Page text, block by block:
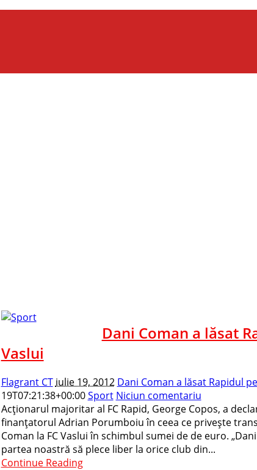
Dani Coman a lăsat
Vaslui
Flagrant CT iulie 19, 2012 Dani Coman a lăsat Rapidul
19T07:21:38+00:00 Sport Niciun comentariu
Acţionarul majoritar al FC Rapid, George Copos, a
finanţatorul Adrian Porumboiu în ceea ce priveşte
Coman la FC Vaslui în schimbul sumei de de euro.
partea noastră să plece liber la orice club din...
Continue Reading